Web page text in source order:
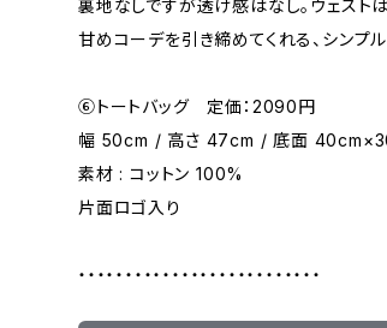
裏地なしですが透け感はなし。ウェスト
甘めコーデを引き締めてくれる、シンプ
⑥トートバッグ 定価：2090円
幅 50cm / 高さ 47cm / 底面
素材 : コットン 100%
片面ロゴ入り
・・・・・・・・・・・・・・・・・・・・・・・・・・